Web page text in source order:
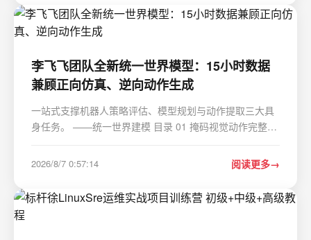
李飞飞团队全新统一世界模型：15小时数据
兼顾正向仿真、逆向动作生成
一站式支撑机器人策略评估、模型规划与动作提取三大具
身任务。 ——统一世界建模 目录 01 掩码视觉动作完整技
两类互补掩码数据集构建方案 轻量化LoRA微调方案
2026/8/7 0:57:14 阅读更多